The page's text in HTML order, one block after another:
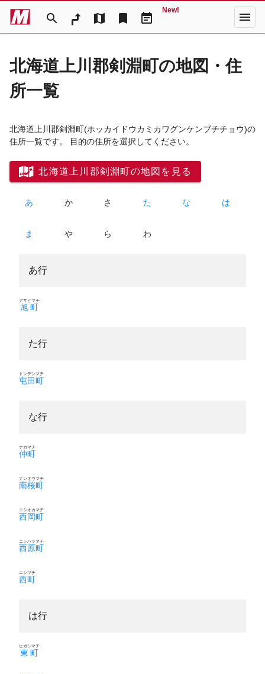
search map bookmark event_note
New! menu
北海道上川郡剣淵町の地図・住
所一覧
北海道上川郡剣淵町(ホッカイドウカミカワグンケンブチチョウ)の
住所一覧です。 目的の住所を選択してください。
北海道上川郡剣淵町の地図を見る
あ か さ た な は
ま や ら わ
あ行
旭町
アサヒマチ
た行
屯田町
トンデンマチ
な行
仲町
ナカマチ
南桜町
ナンオウマチ
西岡町
ニシオカマチ
西原町
ニシハラマチ
西町
ニシマチ
は行
東町
ヒガシマチ